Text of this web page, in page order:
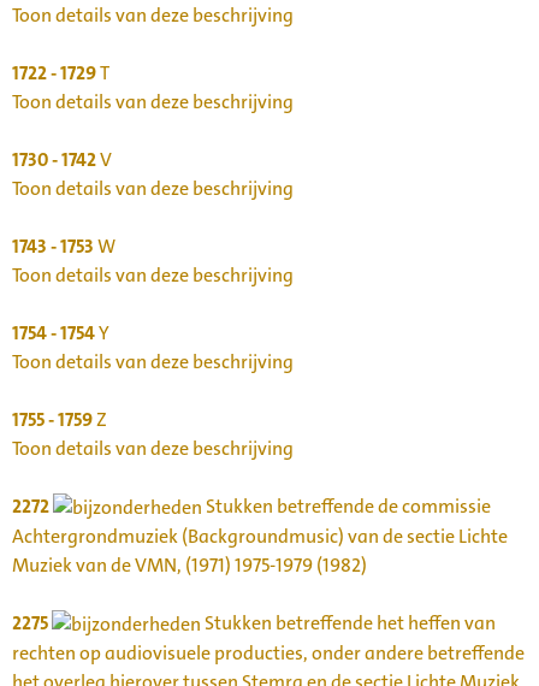
Toon details van deze beschrijving
1722 - 1729T
Toon details van deze beschrijving
1730 - 1742V
Toon details van deze beschrijving
1743 - 1753W
Toon details van deze beschrijving
1754 - 1754Y
Toon details van deze beschrijving
1755 - 1759Z
Toon details van deze beschrijving
2272
Stukken betreffende de commissie
Achtergrondmuziek (Backgroundmusic) van de sectie Lichte
Muziek van de VMN, (1971) 1975-1979 (1982)
2275
Stukken betreffende het heffen van
rechten op audiovisuele producties, onder andere betreffende